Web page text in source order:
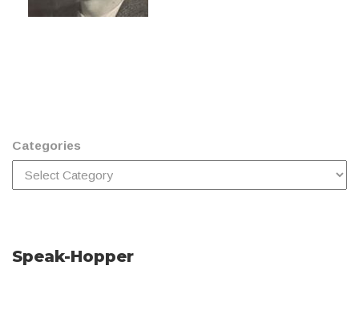
Categories
Speak-Hopper